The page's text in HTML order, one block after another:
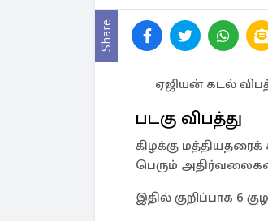
Share
ஏஜியன் கடல்
படகு விபத்து
கிழக்கு
பெரும்
இதில் குறிப்பாக 6